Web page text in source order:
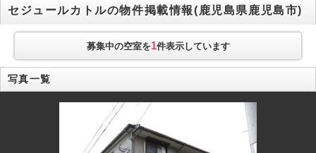
セジュールカトルの物件掲載情報(鹿児島県鹿児島市)
募集中の空室を1件表示しています
写真一覧